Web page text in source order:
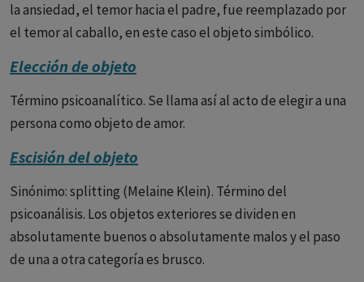
la ansiedad, el temor hacia el padre, fue reemplazado por
el temor al caballo, en este caso el objeto simbólico.
Elección de objeto
Término psicoanalítico. Se llama así al acto de elegir a una
persona como objeto de amor.
Escisión del objeto
Sinónimo: splitting (Melaine Klein). Término del
psicoanálisis. Los objetos exteriores se dividen en
absolutamente buenos o absolutamente malos y el paso
de una a otra categoría es brusco.